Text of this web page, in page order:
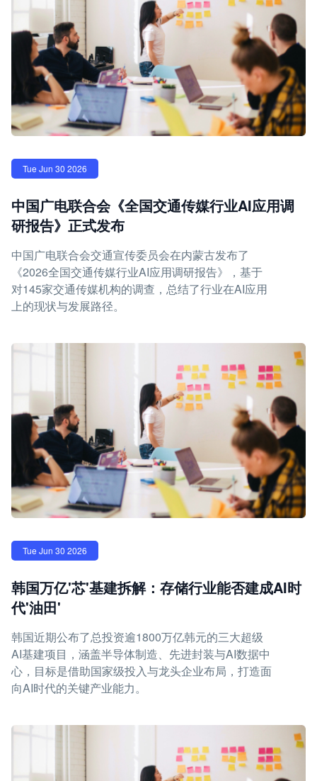
Tue Jun 30 2026
中国广电联合会《全国交通传媒行业AI应用调
研报告》正式发布
中国广电联合会交通宣传委员会在内蒙古发布了
《2026全国交通传媒行业AI应用调研报告》，基于
对145家交通传媒机构的调查，总结了行业在AI应用
上的现状与发展路径。
Tue Jun 30 2026
韩国万亿'芯'基建拆解：存储行业能否建成AI时
代'油田'
韩国近期公布了总投资逾1800万亿韩元的三大超级
AI基建项目，涵盖半导体制造、先进封装与AI数据中
心，目标是借助国家级投入与龙头企业布局，打造面
向AI时代的关键产业能力。